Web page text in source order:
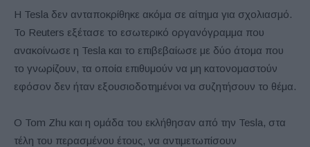
Η Tesla δεν ανταποκρίθηκε ακόμα σε αίτημα για σχολιασμό.
Το Reuters εξέτασε το εσωτερικό οργανόγραμμα που
ανακοίνωσε η Tesla και το επιβεβαίωσε με δύο άτομα που
το γνωρίζουν, τα οποία επιθυμούν να μη κατονομαστούν
εφόσον δεν ήταν εξουσιοδοτημένοι να συζητήσουν το θέμα.
Ο Tom Zhu και η ομάδα του εκλήθησαν από την Tesla, στα
τέλη του περασμένου έτους, να αντιμετωπίσουν